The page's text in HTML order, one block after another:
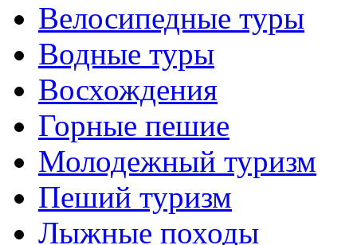
Велосипедные туры
Водные туры
Восхождения
Горные пешие
Молодежный туризм
Пеший туризм
Лыжные походы